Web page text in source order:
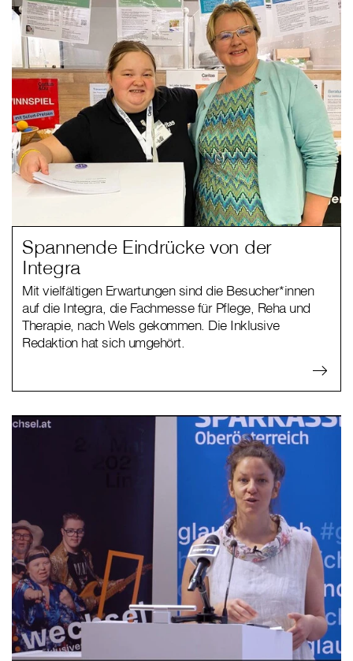
Spannende Eindrücke von der
Integra
Mit vielfältigen Erwartungen sind die Besucher*innen
auf die Integra, die Fachmesse für Pflege, Reha und
Therapie, nach Wels gekommen. Die Inklusive
Redaktion hat sich umgehört.